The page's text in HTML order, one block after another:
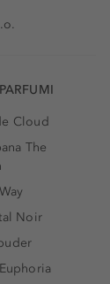
Cloud
The
Noir